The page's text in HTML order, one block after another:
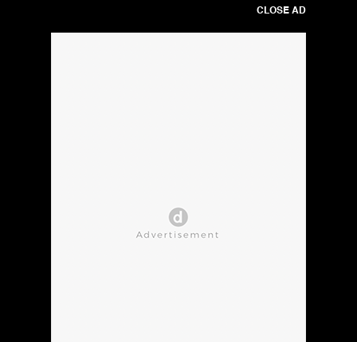
CLOSE AD